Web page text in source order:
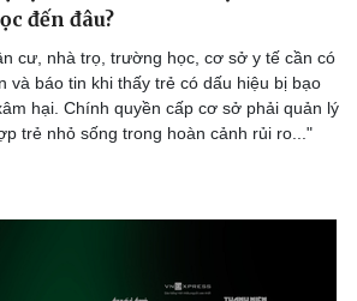
đến đâu?
cư, nhà trọ, trường học, cơ sở y tế cần có
và báo tin khi thấy trẻ có dấu hiệu bị bạo
hại. Chính quyền cấp cơ sở phải quản lý
trẻ nhỏ sống trong hoàn cảnh rủi ro..."